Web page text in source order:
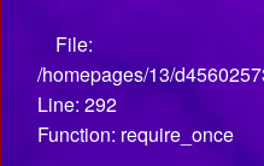
File:
/homepages/13/
Line: 292
Function: require_once